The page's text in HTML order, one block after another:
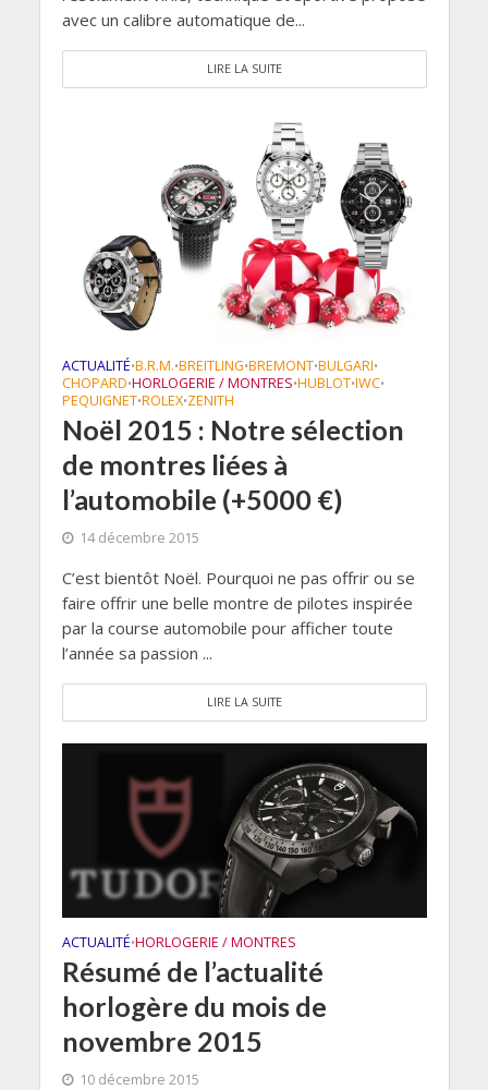
avec un calibre automatique de...
LIRE LA SUITE
ACTUALITÉ•B.R.M.•BREITLING•BREMONT•BULGARI•
CHOPARD•HORLOGERIE / MONTRES•HUBLOT•IWC•
PEQUIGNET•ROLEX•ZENITH
Noël 2015 : Notre sélection
de montres liées à
l’automobile (+5000 €)
14 décembre 2015
C’est bientôt Noël. Pourquoi ne pas offrir ou se
faire offrir une belle montre de pilotes inspirée
par la course automobile pour afficher toute
l’année sa passion ...
LIRE LA SUITE
ACTUALITÉ•HORLOGERIE / MONTRES
Résumé de l’actualité
horlogère du mois de
novembre 2015
10 décembre 2015